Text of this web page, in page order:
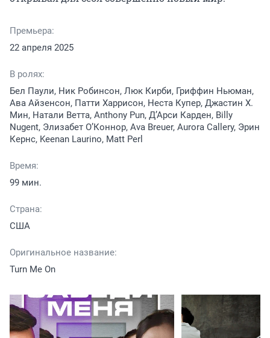
Премьера:
22 апреля 2025
В ролях:
Бел Паули, Ник Робинсон, Люк Кирби, Гриффин Ньюман,
Ава Айзенсон, Патти Харрисон, Неста Купер, Джастин Х.
Мин, Натали Ветта, Anthony Pun, Д’Арси Карден, Billy
Nugent, Элизабет О’Коннор, Ava Breuer, Aurora Callery, Эрин
Кернс, Keenan Laurino, Matt Perl
Время:
99 мин.
Страна:
США
Оригинальное название:
Turn Me On